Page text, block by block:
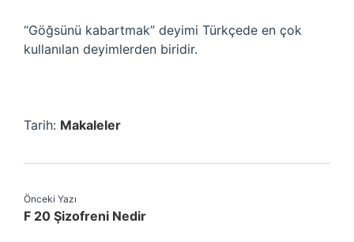
“Göğsünü kabartmak” deyimi Türkçede en çok
kullanılan deyimlerden biridir.
Tarih: Makaleler
Önceki Yazı
F 20 Şizofreni Nedir